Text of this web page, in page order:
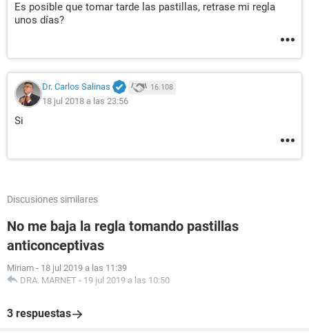
Es posible que tomar tarde las pastillas, retrase mi regla
unos días?
Dr. Carlos Salinas 16.108
18 jul 2018 a las 23:56
Si
Discusiones similares
No me baja la regla tomando pastillas
anticonceptivas
Miriam - 18 jul 2019 a las 11:39
DRA. MARNET - 19 jul 2019 a las 10:50
3 respuestas